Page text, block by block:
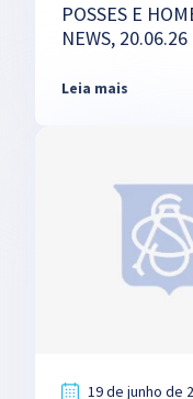
POSSES E
NEWS, 20.06.26
Leia mais
19 de junho de